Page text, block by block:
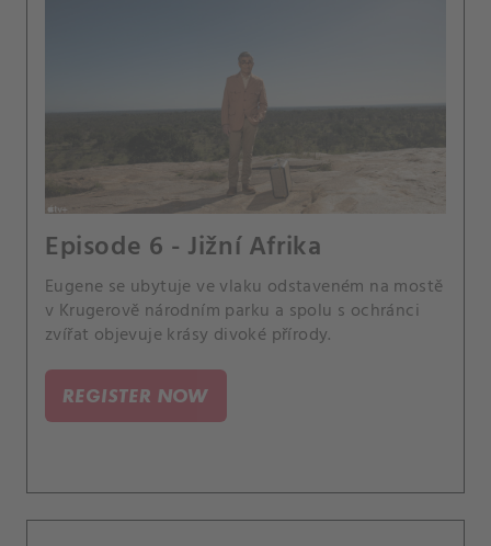
Episode 6 - Jižní Afrika
Eugene se ubytuje ve vlaku odstaveném na mostě
v Krugerově národním parku a spolu s ochránci
zvířat objevuje krásy divoké přírody.
REGISTER NOW